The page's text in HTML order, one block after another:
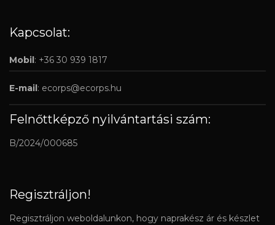
Kapcsolat:
Mobil: +36 30 939 1817
E-mail: ecorps@ecorps.hu
Felnőttképző nyilvántartási szám:
B/2024/000685
Regisztráljon!
Regisztráljon weboldalunkon, hogy naprakész ár és készlet